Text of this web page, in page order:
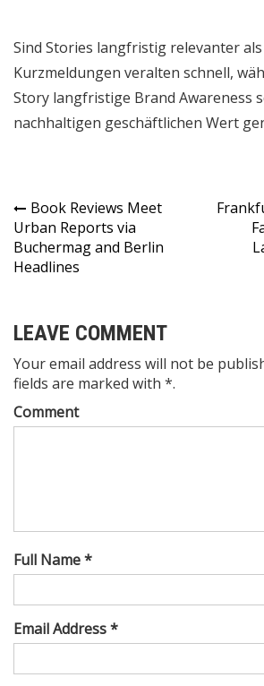
Sind Stories langfristig relevanter
Kurzmeldungen veralten schnell,
Story langfristige Brand Awareness
nachhaltigen geschäftlichen Wert
Post
navigation
Book Reviews Meet
Urban Reports via
Buchermag and Berlin
Headlines
LEAVE COMMENT
Your email address will not be
fields are marked with *.
Comment
Full Name *
Email Address *